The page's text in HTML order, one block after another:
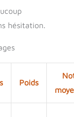
hésitation.
Poids